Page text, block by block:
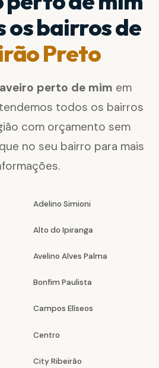
os bairros de
Preto
perto de mim em
todos os bairros
com orçamento sem
no seu bairro para mais
Adelino Simioni
Alto do Ipiranga
Avelino Alves Palma
Bonfim Paulista
Campos Elíseos
Centro
City Ribeirão